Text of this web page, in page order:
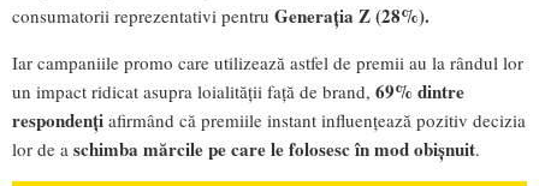
consumatorii reprezentativi pentru Generația Z (28%).
Iar campaniile promo care utilizează astfel de premii au la rândul lor
un impact ridicat asupra loialității față de brand, 69% dintre
respondenți afirmând că premiile instant influențează pozitiv decizia
lor de a schimba mărcile pe care le folosesc în mod obișnuit.